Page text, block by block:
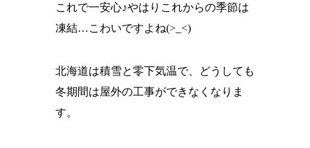
これで一安心♪やはりこれからの季節は
凍結…こわいですよね(>_<)
北海道は積雪と零下気温で、どうしても
冬期間は屋外の工事ができなくなりま
す。